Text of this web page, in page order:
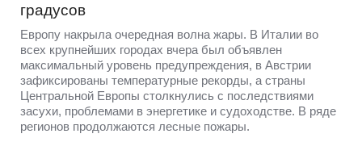
градусов
Европу накрыла очередная волна жары. В Италии во
всех крупнейших городах вчера был объявлен
максимальный уровень предупреждения, в Австрии
зафиксированы температурные рекорды, а страны
Центральной Европы столкнулись с последствиями
засухи, проблемами в энергетике и судоходстве. В ряде
регионов продолжаются лесные пожары.